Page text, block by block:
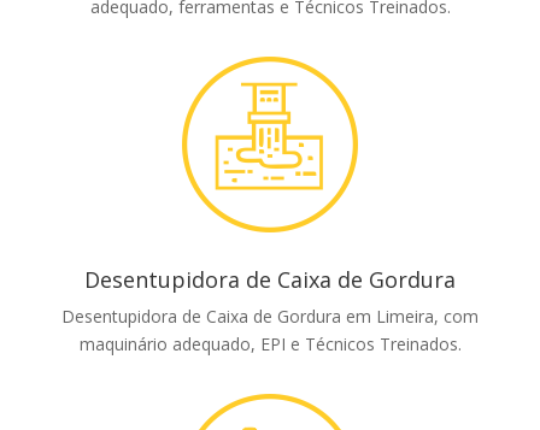
adequado, ferramentas e Técnicos Treinados.
Desentupidora de Caixa de Gordura
Desentupidora de Caixa de Gordura em Limeira, com
maquinário adequado, EPI e Técnicos Treinados.